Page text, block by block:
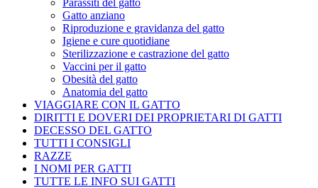
Parassiti del gatto
Gatto anziano
Riproduzione e gravidanza del gatto
Igiene e cure quotidiane
Sterilizzazione e castrazione del gatto
Vaccini per il gatto
Obesità del gatto
Anatomia del gatto
VIAGGIARE CON IL GATTO
DIRITTI E DOVERI DEI PROPRIETARI DI GATTI
DECESSO DEL GATTO
TUTTI I CONSIGLI
RAZZE
I NOMI PER GATTI
TUTTE LE INFO SUI GATTI